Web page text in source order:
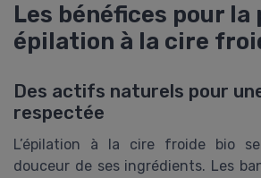
Les bénéfices pour la
épilation à la cire
Des actifs naturels pour
respectée
L’épilation à la cire froide bio
douceur de ses ingrédients. Les